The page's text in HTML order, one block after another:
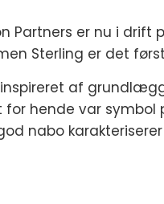
er nu i drift
Sterling er det
af
hende var symbol
nabo